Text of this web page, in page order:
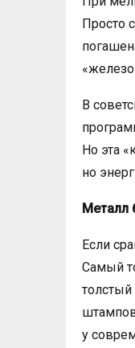
Просто
В
Но эта
но
Металл
Если
Самый
у